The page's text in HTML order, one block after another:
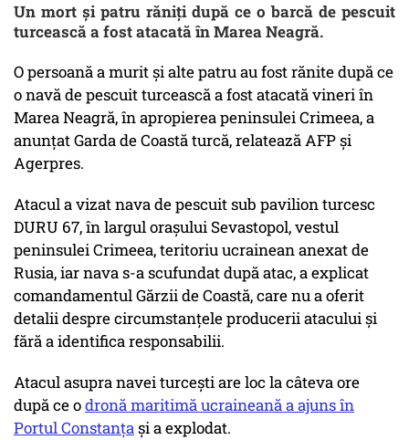
Un mort şi patru răniţi după ce o barcă de pescuit
turcească a fost atacată în Marea Neagră.
O persoană a murit şi alte patru au fost rănite după ce
o navă de pescuit turcească a fost atacată vineri în
Marea Neagră, în apropierea peninsulei Crimeea, a
anunţat Garda de Coastă turcă, relatează AFP și
Agerpres.
Atacul a vizat nava de pescuit sub pavilion turcesc
DURU 67, în largul oraşului Sevastopol, vestul
peninsulei Crimeea, teritoriu ucrainean anexat de
Rusia, iar nava s-a scufundat după atac, a explicat
comandamentul Gărzii de Coastă, care nu a oferit
detalii despre circumstanţele producerii atacului şi
fără a identifica responsabilii.
Atacul asupra navei turcești are loc la câteva ore
după ce odronă maritimă ucraineană a ajuns în
Portul Constanțași a explodat.